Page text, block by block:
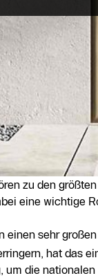
zu den
eine wichtige
sehr
hat das
die